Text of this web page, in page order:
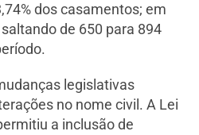
dos casamentos; em
de 650 para 894
legislativas
no nome civil. A Lei
a inclusão de